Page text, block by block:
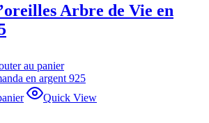
Arbre de Vie en
au panier
Quick View